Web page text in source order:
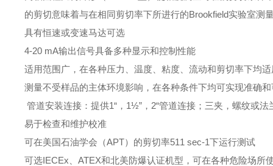
的剪切意味着与在相同剪切率下所进行的Brookfield实验室测
具有恒速或变速马达可选
4-20 mA输出信号具备多种显示和控制性能
适用范围广，在各种压力、温度、粘度、流动和剪切率下均适
测量不受样品的主体环境影响，在各种条件下均可实现准确和
管道安装连接：提供1“，1½”，2“管道连接；三夹，螺纹或法
易于检查和维护校准
可在美国石油学会（APT）的剪切率511 sec-1下运行测试
可选IECEx、ATEX和北美防爆认证机型，可在各种危险场所